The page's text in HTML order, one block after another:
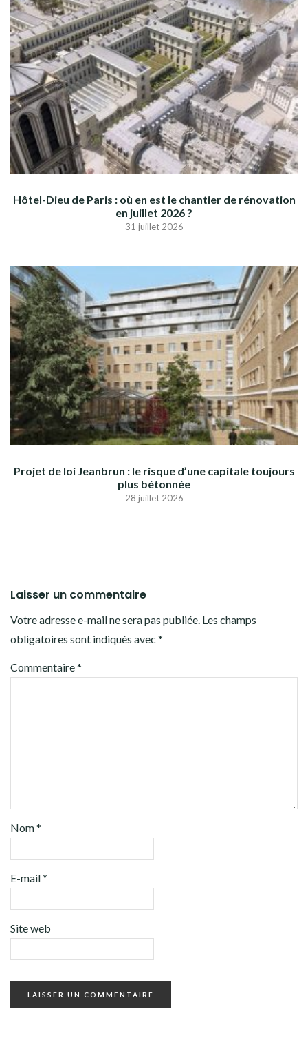
Hôtel-Dieu de Paris : où en est le chantier de rénovation
en juillet 2026 ?
31 juillet 2026
Projet de loi Jeanbrun : le risque d’une capitale toujours
plus bétonnée
28 juillet 2026
Laisser un commentaire
Votre adresse e-mail ne sera pas publiée. Les champs
obligatoires sont indiqués avec *
Commentaire*
Nom*
E-mail*
Site web